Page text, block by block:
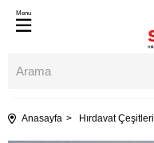
Menu
Anasayfa Hırdavat Çeşitleri